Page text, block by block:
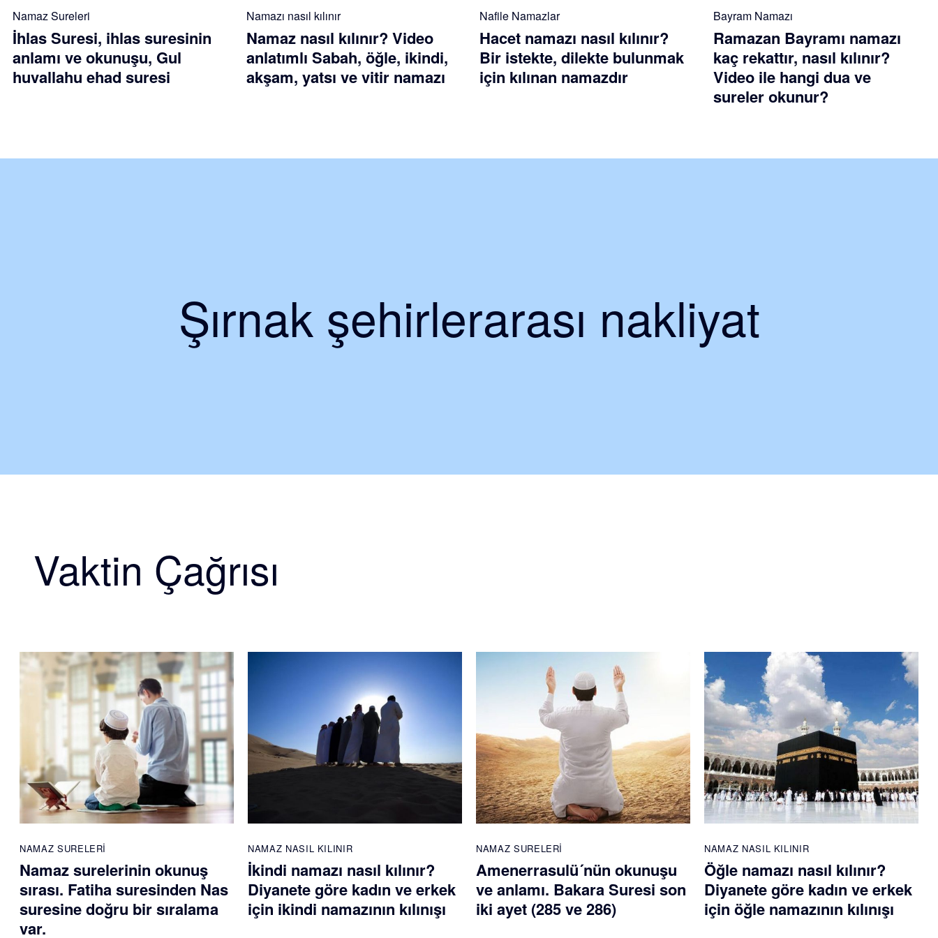
Namaz Sureleri
İhlas Suresi, ihlas suresinin
anlamı ve okunuşu, Gul
huvallahu ehad suresi
Namazı nasıl kılınır
Namaz nasıl kılınır? Video
anlatımlı Sabah, öğle, ikindi,
akşam, yatsı ve vitir namazı
Nafile Namazlar
Hacet namazı nasıl kılınır?
Bir istekte, dilekte bulunmak
için kılınan namazdır
Bayram Namazı
Ramazan Bayramı namazı
kaç rekattır, nasıl kılınır?
Video ile hangi dua ve
sureler okunur?
Şırnak şehirlerarası nakliyat
Vaktin Çağrısı
NAMAZ SURELERI
Namaz surelerinin okunuş
sırası. Fatiha suresinden Nas
suresine doğru bir sıralama
var.
NAMAZ NASIL KILINIR
İkindi namazı nasıl kılınır?
Diyanete göre kadın ve erkek
için ikindi namazının kılınışı
NAMAZ SURELERI
Amenerrasulü´nün okunuşu
ve anlamı. Bakara Suresi son
iki ayet (285 ve 286)
NAMAZ NASIL KILINIR
Öğle namazı nasıl kılınır?
Diyanete göre kadın ve erkek
için öğle namazının kılınışı